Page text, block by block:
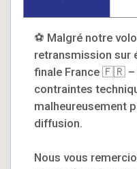
⚽ Malgré notre
retransmission sur
finale France 🇫🇷
contraintes
malheureusement
diffusion.
Nous vous